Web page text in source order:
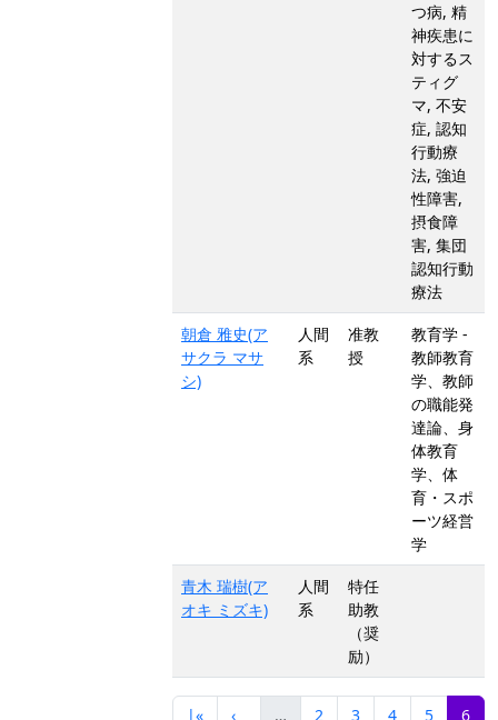
つ病, 精
神疾患に
対するス
ティグ
マ, 不安
症, 認知
行動療
法, 強迫
性障害,
摂食障
害, 集団
認知行動
療法
朝倉 雅史(ア
サクラ マサ
シ)
人間
系
准教
授
教育学 -
教師教育
学、教師
の職能発
達論、身
体教育
学、体
育・スポ
ーツ経営
学
青木 瑞樹(ア
オキ ミズキ)
人間
系
特任
助教
（奨
励）
|« ‹ … 2 3 4 5 6